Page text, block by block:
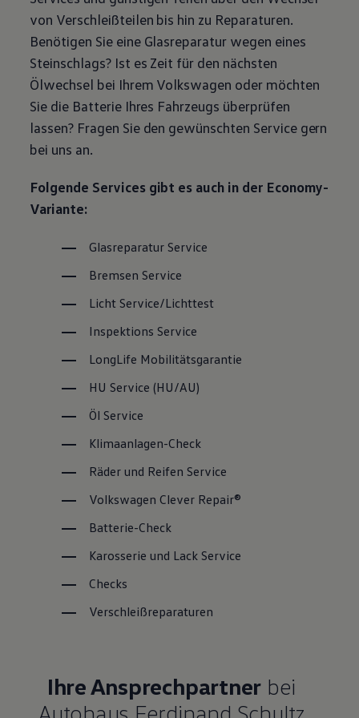
Magazin
Lifestyle
Transport
Familie
Elektromobilität
Volkswagen R
Pannen- und Unfallhilfe
Volkswagen Kundenbetreuung
von Verschleißteilen bis hin zu Reparaturen.
Benötigen Sie eine Glasreparatur wegen eines
Steinschlags? Ist es Zeit für den nächsten
Ölwechsel bei Ihrem Volkswagen oder möchten
Sie die Batterie Ihres Fahrzeugs überprüfen
lassen? Fragen Sie den gewünschten Servicegern
bei uns an.
Folgende Services gibt es auch in der Economy-
Variante:
Glasreparatur Service
Bremsen Service
Licht Service/Lichttest
Inspektions Service
LongLife Mobilitätsgarantie
HU Service (HU/AU)
Öl Service
Klimaanlagen-Check
Räder und Reifen Service
Volkswagen Clever Repair®
Batterie-Check
Karosserie und Lack Service
Checks
Verschleißreparaturen
Ihre Ansprechpartner bei